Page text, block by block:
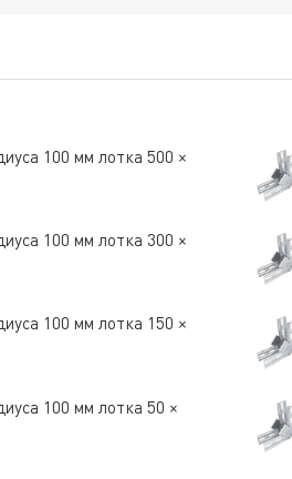
100 мм лотка 500 ×
100 мм лотка 300 ×
100 мм лотка 150 ×
100 мм лотка 50 ×